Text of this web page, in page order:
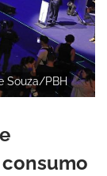
Souza/PBH